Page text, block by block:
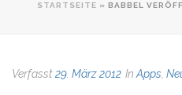
STARTSEITE » BABBEL
Verfasst29. März 2012 In Apps